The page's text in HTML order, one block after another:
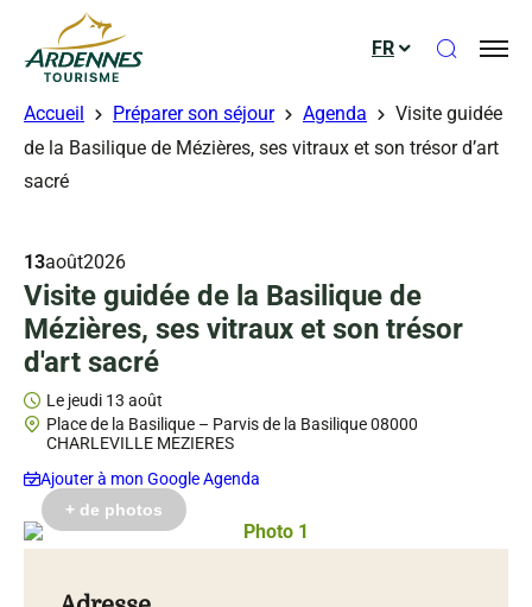
ADT des Ardennes
FR Ouvrir
Accueil Préparer son séjour Agenda
Visite guidée
de la Basilique de Mézières, ses vitraux et son trésor d’art
sacré
13août2026
Visite guidée de la Basilique de
Mézières, ses vitraux et son trésor
d'art sacré
Le jeudi 13 août
Place de la Basilique – Parvis de la Basilique 08000
CHARLEVILLE MEZIERES
Ajouter à mon Google Agenda
Photo 1, © Droits gérés – P.Mangen
+ de photos
Photo 2, © Droits gérés – VAH Charleville-Mézières
gérés – VAH Charleville-Mézières
Photo 3, © Droits gérés – D.Truillard
gérés – D.Truillard
Photo 4, © Droits gérés – D.Truillard
gérés – D.Truillard
Photo 5, © Droits gérés – P.Mangen
gérés – P.Mangen
Photo 6, © Droits gérés – D.Truillard
gérés – D.Truillard
Photo 7, © Droits gérés – VAH Charleville-Mézières
gérés – VAH Charleville-Mézières
Photo 8, © Droits gérés – P.Mangen
gérés – P.Mangen
Photo 9, © Droits gérés – P.Mangen
gérés – P.Mangen
Photo 10, © Droits gérés – P.Mangen
gérés – P.Mangen